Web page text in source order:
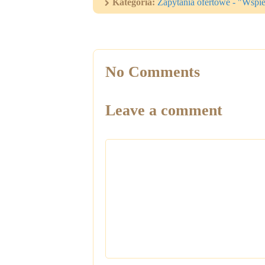
Kategoria: Zapytania ofertowe -
No Comments
Leave a comment